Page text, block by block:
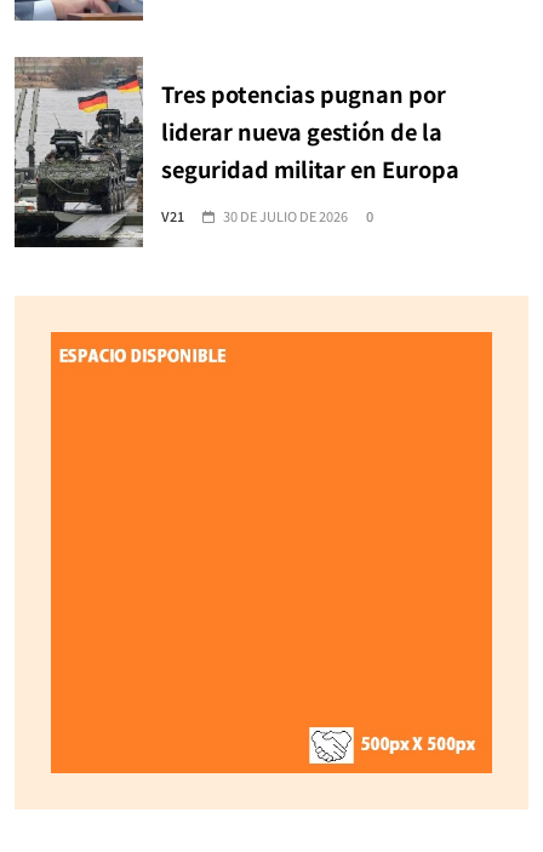
Tres potencias pugnan por
liderar nueva gestión de la
seguridad militar en Europa
V21 30 DE JULIO DE 2026 0